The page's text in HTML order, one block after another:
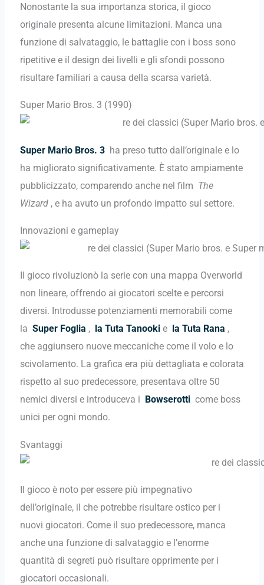
Nonostante la sua importanza storica, il gioco
originale presenta alcune limitazioni. Manca una
funzione di salvataggio, le battaglie con i boss sono
ripetitive e il design dei livelli e gli sfondi possono
risultare familiari a causa della scarsa varietà.
Super Mario Bros. 3 (1990)
Super Mario Bros. 3ha preso tutto dall’originale e lo
ha migliorato significativamente. È stato ampiamente
pubblicizzato, comparendo anche nel film The
Wizard, e ha avuto un profondo impatto sul settore.
Innovazioni e gameplay
Il gioco rivoluzionò la serie con una mappa Overworld
non lineare, offrendo ai giocatori scelte e percorsi
diversi. Introdusse potenziamenti memorabili come
la Super Foglia , la Tuta Tanookie la Tuta Rana ,
che aggiunsero nuove meccaniche come il volo e lo
scivolamento. La grafica era più dettagliata e colorata
rispetto al suo predecessore, presentava oltre 50
nemici diversi e introduceva i
Bowserotticome boss
unici per ogni mondo.
Svantaggi
Il gioco è noto per essere più impegnativo
dell’originale, il che potrebbe risultare ostico per i
nuovi giocatori. Come il suo predecessore, manca
anche una funzione di salvataggio e l’enorme
quantità di segreti può risultare opprimente per i
giocatori occasionali.